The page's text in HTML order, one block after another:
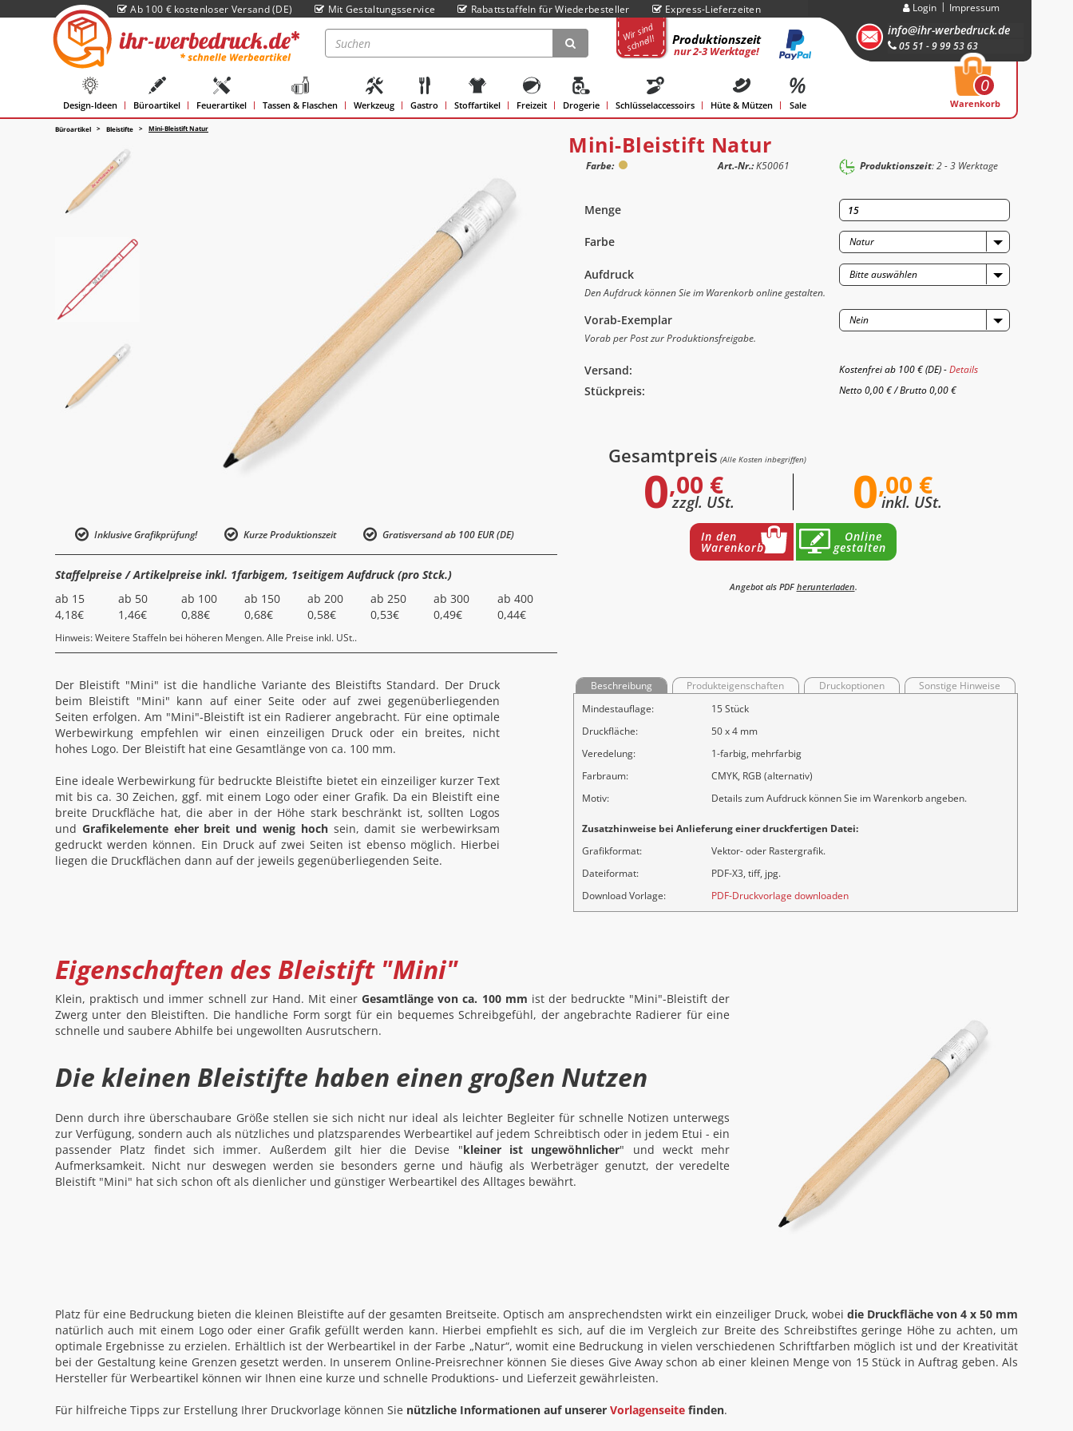
Ab 100 € kostenloser Versand (DE) Mit Gestaltungsservice Rabattstaffeln für Wiederbesteller Express-Lieferzeiten Login Impressum
info@ihr-werbedruck.de
05 51 - 9 99 53 63
0
Warenkorb
Wir sind
schnell! Produktionszeit
nur 2-3 Werktage!
Design-Ideen Büroartikel Feuerartikel Tassen & Flaschen Werkzeug Gastro Stoffartikel Freizeit Drogerie Schlüsselaccessoirs Hüte & Mützen Sale
Büroartikel Bleistifte Mini-Bleistift Natur
Inklusive Grafikprüfung! Kurze Produktionszeit Gratisversand ab 100 EUR (DE)
Staffelpreise / Artikelpreise inkl. 1farbigem, 1seitigem Aufdruck (pro Stck.)
ab 15
4,18€
ab 50
1,46€
ab 100
0,88€
ab 150
0,68€
ab 200
0,58€
ab 250
0,53€
ab 300
0,49€
ab 400
0,44€
Hinweis: Weitere Staffeln bei höheren Mengen. Alle Preise inkl. USt..
Mini-Bleistift Natur
Farbe: Art.-Nr.:K50061 Produktionszeit: 2 - 3 Werktage
Menge
Farbe Natur
Aufdruck
Bitte auswählen
Den Aufdruck können Sie im Warenkorb online gestalten.
Vorab-Exemplar
Nein
Vorab per Post zur Produktionsfreigabe.
Versand: Kostenfrei ab 100 € (DE) -Details
Stückpreis: Netto 0,00 € /Brutto 0,00 €
Gesamtpreis (Alle Kosten inbegriffen)
0,00 €
zzgl. USt. 0,00 €
inkl. USt.
In den
Warenkorb
Online
gestalten
Angebot als PDF herunterladen.
Der Bleistift "Mini" ist die handliche Variante des Bleistifts Standard. Der Druck
beim Bleistift "Mini" kann auf einer Seite oder auf zwei gegenüberliegenden
Seiten erfolgen. Am "Mini"-Bleistift ist ein Radierer angebracht. Für eine optimale
Werbewirkung empfehlen wir einen einzeiligen Druck oder ein breites, nicht
hohes Logo. Der Bleistift hat eine Gesamtlänge von ca. 100 mm.
Eine ideale Werbewirkung für bedruckte Bleistifte bietet ein einzeiliger kurzer Text
mit bis ca. 30 Zeichen, ggf. mit einem Logo oder einer Grafik. Da ein Bleistift eine
breite Druckfläche hat, die aber in der Höhe stark beschränkt ist, sollten Logos
und Grafikelemente eher breit und wenig hochsein, damit sie werbewirksam
gedruckt werden können. Ein Druck auf zwei Seiten ist ebenso möglich. Hierbei
liegen die Druckflächen dann auf der jeweils gegenüberliegenden Seite.
Beschreibung Produkteigenschaften Druckoptionen
Sonstige Hinweise
Mindestauflage:
15 Stück
Druckfläche:
50 x 4 mm
Veredelung:
1-farbig, mehrfarbig
Farbraum:
CMYK, RGB (alternativ)
Motiv:
Details zum Aufdruck können Sie im Warenkorb angeben.
Zusatzhinweise bei Anlieferung einer druckfertigen Datei:
Grafikformat:
Vektor- oder Rastergrafik.
Dateiformat:
PDF-X3, tiff, jpg.
Download Vorlage:
PDF-Druckvorlage downloaden
Eigenschaften des Bleistift "Mini"
Klein, praktisch und immer schnell zur Hand. Mit einerGesamtlänge von ca. 100 mm ist der bedruckte "Mini"-Bleistift der
Zwerg unter den Bleistiften. Die handliche Form sorgt für ein bequemes Schreibgefühl, der angebrachte Radierer für eine
schnelle und saubere Abhilfe bei ungewollten Ausrutschern.
Die kleinen Bleistifte haben einen großen Nutzen
Denn durch ihre überschaubare Größe stellen sie sich nicht nur ideal als leichter Begleiter für schnelle Notizen unterwegs
zur Verfügung, sondern auch als nützliches und platzsparendes Werbeartikel auf jedem Schreibtisch oder in jedem Etui - ein
passender Platz findet sich immer. Außerdem gilt hier die Devise "kleiner ist ungewöhnlicher" und weckt mehr
Aufmerksamkeit. Nicht nur deswegen werden sie besonders gerne und häufig als Werbeträger genutzt, der veredelte
Bleistift "Mini" hat sich schon oft als dienlicher und günstiger Werbeartikel des Alltages bewährt.
Platz für eine Bedruckung bieten die kleinen Bleistifte auf der gesamten Breitseite. Optisch am ansprechendsten wirkt ein einzeiliger Druck, wobei die Druckfläche von 4 x 50 mm
natürlich auch mit einem Logo oder einer Grafik gefüllt werden kann. Hierbei empfiehlt es sich, auf die im Vergleich zur Breite des Schreibstiftes geringe Höhe zu achten, um
optimale Ergebnisse zu erzielen. Erhältlich ist der Werbeartikel in der Farbe „Natur“, womit eine Bedruckung in vielen verschiedenen Schriftfarben möglich ist und der Kreativität
bei der Gestaltung keine Grenzen gesetzt werden. In unserem Online-Preisrechner können Sie dieses Give Away schon ab einer kleinen Menge von 15 Stück in Auftrag geben. Als
Hersteller für Werbeartikel können wir Ihnen eine kurze und schnelle Produktions- und Lieferzeit gewährleisten.
Für hilfreiche Tipps zur Erstellung Ihrer Druckvorlage können Sie nützliche Informationen auf unserer Vorlagenseite finden.